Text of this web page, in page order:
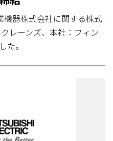
機器株式会社に関する株式
レーンズ、本社：フィン
た。